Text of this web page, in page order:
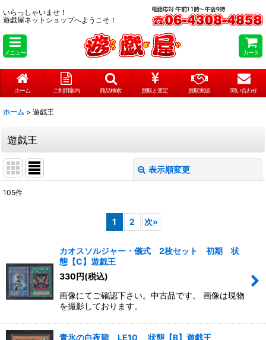
いらっしゃいませ！
遊戯屋ネットショップへようこそ！
メニュー カート
ホーム ご利用案内 商品検索 買取と査定 買取実績 問い合わせ
ホーム > 遊戯王
遊戯王
表示順変更
105件
1 2 次»
カオスソルジャー・儀式 2枚セット 初期 状
態【C】遊戯王
330円(税込)
画像にてご確認下さい。中古品です。 画像は現物
を撮影しております。
青氷の白夜龍 LE10 状態【B】遊戯王